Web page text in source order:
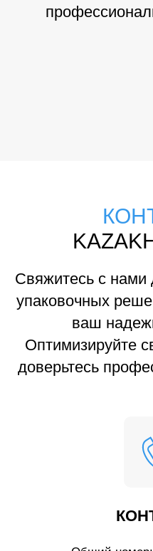
Свяжитесь с нами
упаковочных
ваш
Оптимизируйте
доверьтесь